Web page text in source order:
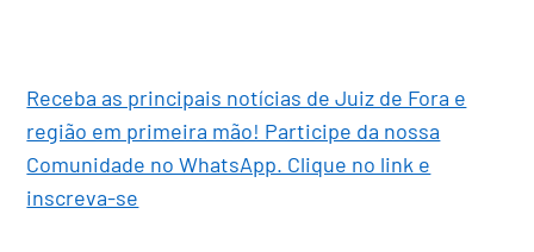
Receba as principais notícias de Juiz de Fora e
região em primeira mão! Participe da nossa
Comunidade no WhatsApp. Clique no link e
inscreva-se